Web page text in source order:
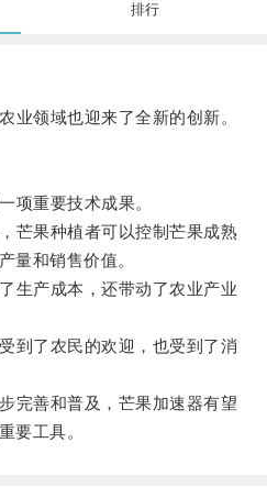
排行
领域也迎来了全新的创新。
重要技术成果。
果种植者可以控制芒果成熟
量和销售价值。
产成本，还带动了农业产业
了农民的欢迎，也受到了消
善和普及，芒果加速器有望
要工具。